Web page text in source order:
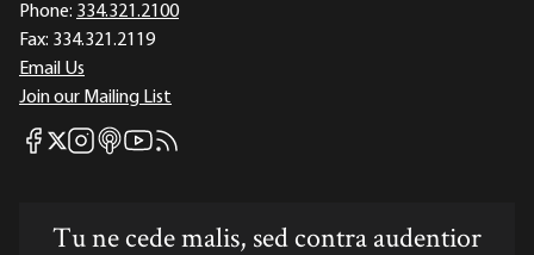
Phone: 334.321.2100
Fax: 334.321.2119
Email Us
Join our Mailing List
Mises Facebook
Mises X
Mises Instagram
Mises itunes
Mises Youtube
Mises RSS feed
Tu ne cede malis, sed contra audentior